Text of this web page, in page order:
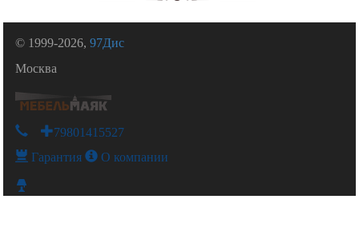
© 1999-2026,97Дис
Москва
+79801415527
Гарантия О компании